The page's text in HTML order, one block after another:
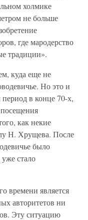
холмике
не больше
где мародерство
традиции».
куда еще не
Но это и
в конце 70-х,
как некие
Н. Хрущева. После
было
стало
времени является
авторитетов ни
Эту ситуацию